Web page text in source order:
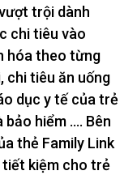
trội dành
chi tiêu vào
hóa theo từng
chi tiêu ăn uống
dục y tế của trẻ
bảo hiểm …. Bên
thẻ Family Link
kiệm cho trẻ